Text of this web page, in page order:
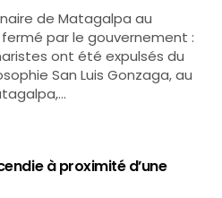
de Matagalpa au
par le gouvernement :
ont été expulsés du
San Luis Gonzaga, au
à proximité d’une